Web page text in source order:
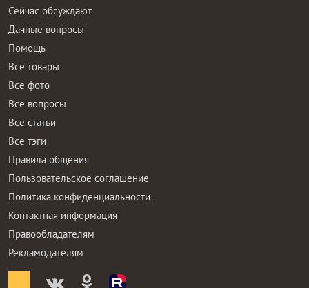
Сейчас обсуждают
Дачные вопросы
Помощь
Все товары
Все фото
Все вопросы
Все статьи
Все тэги
Правила общения
Пользовательское соглашение
Политика конфиденциальности
Контактная информация
Правообладателям
Рекламодателям